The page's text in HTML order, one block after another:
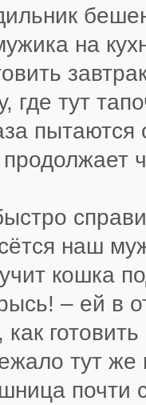
на
где тут
пытаются
наш
кошка
– ей в
готовить
тут же
почти